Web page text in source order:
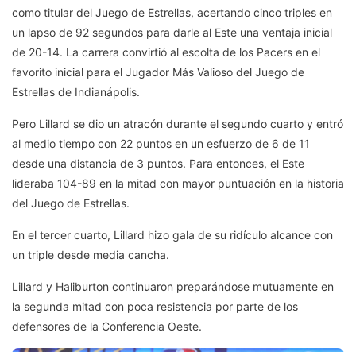
como titular del Juego de Estrellas, acertando cinco triples en
un lapso de 92 segundos para darle al Este una ventaja inicial
de 20-14. La carrera convirtió al escolta de los Pacers en el
favorito inicial para el Jugador Más Valioso del Juego de
Estrellas de Indianápolis.
Pero Lillard se dio un atracón durante el segundo cuarto y entró
al medio tiempo con 22 puntos en un esfuerzo de 6 de 11
desde una distancia de 3 puntos. Para entonces, el Este
lideraba 104-89 en la mitad con mayor puntuación en la historia
del Juego de Estrellas.
En el tercer cuarto, Lillard hizo gala de su ridículo alcance con
un triple desde media cancha.
Lillard y Haliburton continuaron preparándose mutuamente en
la segunda mitad con poca resistencia por parte de los
defensores de la Conferencia Oeste.